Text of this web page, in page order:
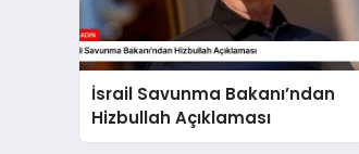
İsrail Savunma Bakanı’ndan
Hizbullah Açıklaması